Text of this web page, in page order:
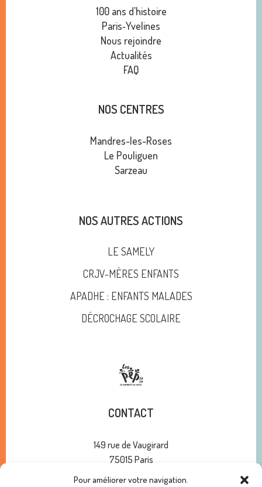
Pour améliorer votre navigation.
100 ans d'histoire
Paris‑Yvelines
Nous rejoindre
Actualités
FAQ
NOS CENTRES
Mandres-les-Roses
Le Pouliguen
Sarzeau
NOS AUTRES ACTIONS
LE SAMELY
CRJV-MÈRES ENFANTS
APADHE : ENFANTS MALADES
DÉCROCHAGE SCOLAIRE
CONTACT
149 rue de Vaugirard
75015 Paris
01 47 34 00 10